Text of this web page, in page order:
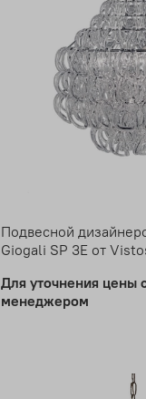
Подвесной
Giogali SP 3E от
Для уточнения цены
менеджером